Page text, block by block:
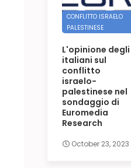
CONFLITTO ISRAELO
PALESTINESE
L'opinione degli
italiani sul
conflitto
israelo-
palestinese nel
sondaggio di
Euromedia
Research
October 23, 2023